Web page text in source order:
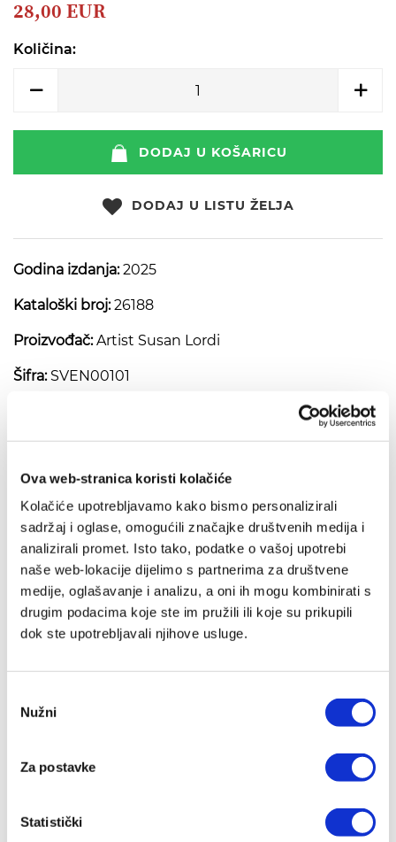
Ova web-stranica koristi kolačiće
Kolačiće upotrebljavamo kako bismo personalizirali
sadržaj i oglase, omogućili značajke društvenih medija i
analizirali promet. Isto tako, podatke o vašoj upotrebi
naše web-lokacije dijelimo s partnerima za društvene
medije, oglašavanje i analizu, a oni ih mogu kombinirati s
drugim podacima koje ste im pružili ili koje su prikupili
dok ste upotrebljavali njihove usluge.
pristanka
Nužni
Za postavke
Statistički
of
images
28,00 EUR
Količina:
DODAJ U KOŠARICU
DODAJ U LISTU ŽELJA
Godina izdanja:2025
Kataloški broj:26188
Proizvođač:Artist Susan Lordi
Šifra:SVEN00101
Figura Willow Tree - Blizanci
Preporuka
IZ SLIČNOG PODRUČJA
IZDANJA NAKLADE VERBUM